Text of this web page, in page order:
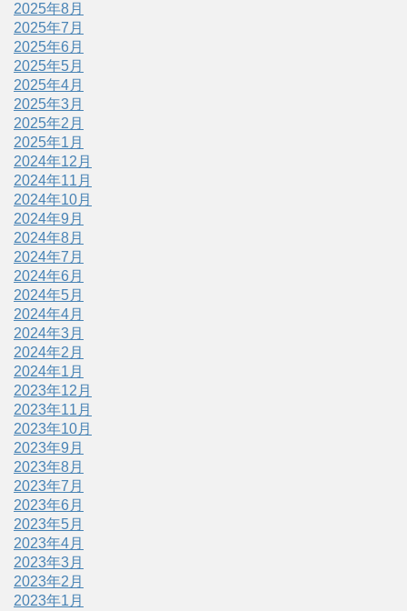
2025年8月
2025年7月
2025年6月
2025年5月
2025年4月
2025年3月
2025年2月
2025年1月
2024年12月
2024年11月
2024年10月
2024年9月
2024年8月
2024年7月
2024年6月
2024年5月
2024年4月
2024年3月
2024年2月
2024年1月
2023年12月
2023年11月
2023年10月
2023年9月
2023年8月
2023年7月
2023年6月
2023年5月
2023年4月
2023年3月
2023年2月
2023年1月